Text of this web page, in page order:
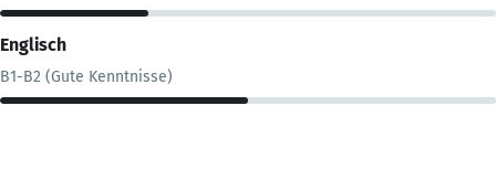
Englisch
B1-B2 (Gute Kenntnisse)